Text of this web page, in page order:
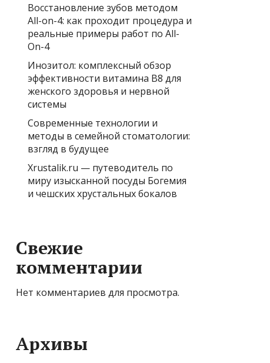
Восстановление зубов методом
All-on-4: как проходит процедура и
реальные примеры работ по All-
On-4
Инозитол: комплексный обзор
эффективности витамина B8 для
женского здоровья и нервной
системы
Современные технологии и
методы в семейной стоматологии:
взгляд в будущее
Xrustalik.ru — путеводитель по
миру изысканной посуды Богемия
и чешских хрустальных бокалов
Свежие
комментарии
Нет комментариев для просмотра.
Архивы